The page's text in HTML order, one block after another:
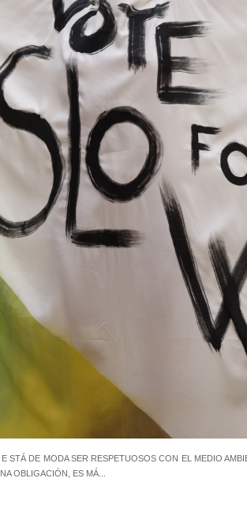
STÁ DE MODA SER RESPETUOSOS CON EL MEDIO
OBLIGACIÓN, ES MÁ...